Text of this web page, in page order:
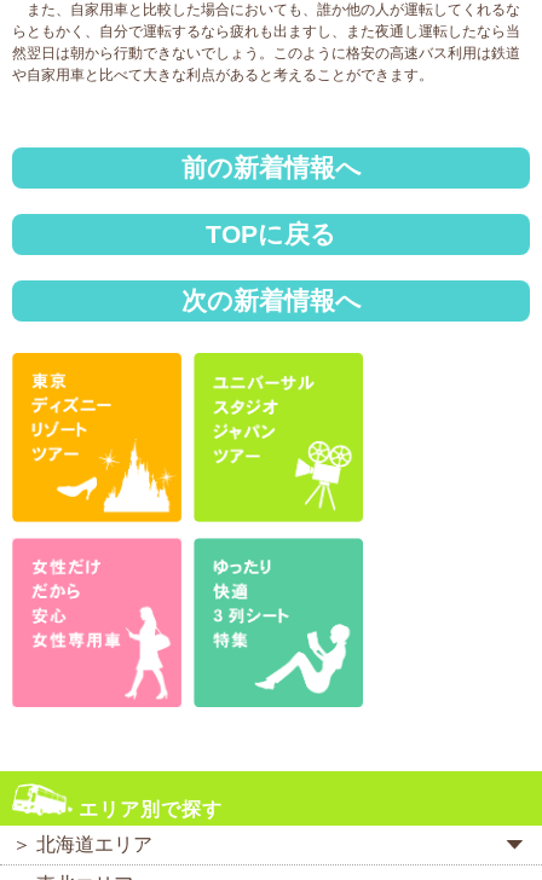
また、自家用車と比較した場合においても、誰か他の人が運転してくれるな
らともかく、自分で運転するなら疲れも出ますし、また夜通し運転したなら当
然翌日は朝から行動できないでしょう。このように格安の高速バス利用は鉄道
や自家用車と比べて大きな利点があると考えることができます。
前の新着情報へ
TOPに戻る
次の新着情報へ
エリア別で探す
＞ 北海道エリア